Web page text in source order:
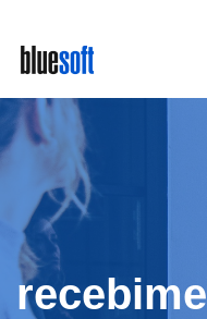
main
content